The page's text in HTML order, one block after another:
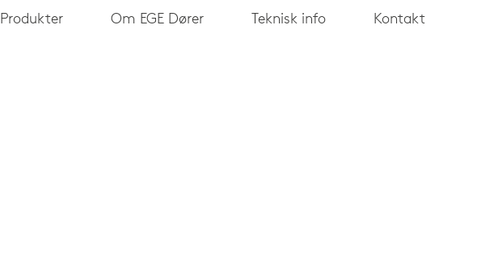
Produkter Om EGE Dører Teknisk info Kontakt